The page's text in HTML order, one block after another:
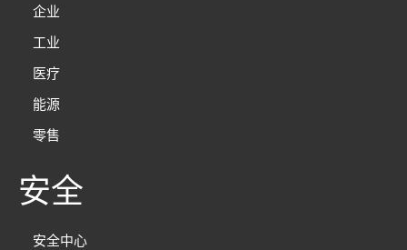
企业
工业
医疗
能源
零售
安全
安全中心